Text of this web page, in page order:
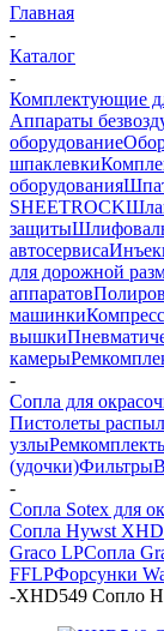
Главная
-
Каталог
-
Комплектующие
Аппараты
оборудование
шпаклевки
оборудования
SHEETROCK
защиты
автосервиса
для дорожной
аппаратов
машинки
вышки
камеры
-
Сопла для
Пистолеты
узлы
(удочки)Фильтры
-
Сопла Sotex для
Сопла Hywst XHD
Graco LPСопла
FFLPФорсунки
-XHD549 Сопло